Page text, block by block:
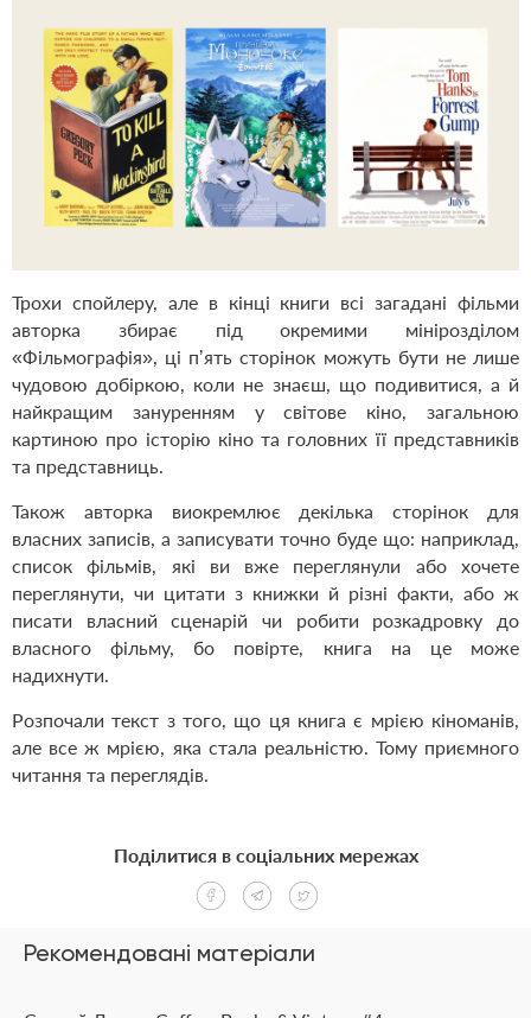
Трохи спойлеру, але в кінці книги всі загадані фільми
авторка збирає під окремими мінірозділом
«Фільмографія», ці пʼять сторінок можуть бути не лише
чудовою добіркою, коли не знаєш, що подивитися, а й
найкращим зануренням у світове кіно, загальною
картиною про історію кіно та головних її представників
та представниць.
Також авторка виокремлює декілька сторінок для
власних записів, а записувати точно буде що: наприклад,
список фільмів, які ви вже переглянули або хочете
переглянути, чи цитати з книжки й різні факти, або ж
писати власний сценарій чи робити розкадровку до
власного фільму, бо повірте, книга на це може
надихнути.
Розпочали текст з того, що ця книга є мрією кіноманів,
але все ж мрією, яка стала реальністю. Тому приємного
читання та переглядів.
Рекомендовані матеріали
Поділитися в соціальних мережах